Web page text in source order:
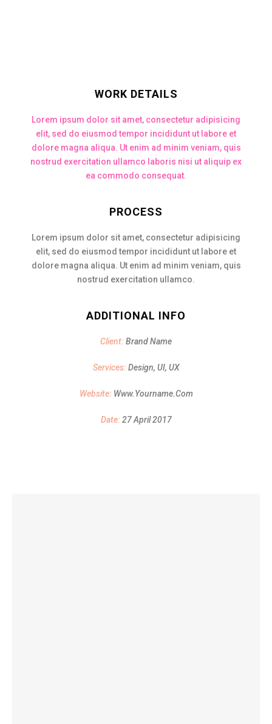
WORK DETAILS
Lorem ipsum dolor sit amet, consectetur adipisicing
elit, sed do eiusmod tempor incididunt ut labore et
dolore magna aliqua. Ut enim ad minim veniam, quis
nostrud exercitation ullamco laboris nisi ut aliquip ex
ea commodo consequat.
PROCESS
Lorem ipsum dolor sit amet, consectetur adipisicing
elit, sed do eiusmod tempor incididunt ut labore et
dolore magna aliqua. Ut enim ad minim veniam, quis
nostrud exercitation ullamco.
ADDITIONAL INFO
Client: Brand Name
Services: Design, UI, UX
Website: Www.yourname.com
Date: 27 April 2017